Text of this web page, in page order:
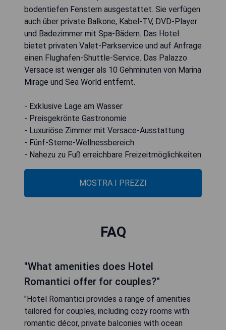
bodentiefen Fenstern ausgestattet. Sie verfügen
auch über private Balkone, Kabel-TV, DVD-Player
und Badezimmer mit Spa-Bädern. Das Hotel
bietet privaten Valet-Parkservice und auf Anfrage
einen Flughafen-Shuttle-Service. Das Palazzo
Versace ist weniger als 10 Gehminuten von Marina
Mirage und Sea World entfernt.
- Exklusive Lage am Wasser
- Preisgekrönte Gastronomie
- Luxuriöse Zimmer mit Versace-Ausstattung
- Fünf-Sterne-Wellnessbereich
- Nahezu zu Fuß erreichbare Freizeitmöglichkeiten
MOSTRA I PREZZI
FAQ
"What amenities does Hotel
Romantici offer for couples?"
"Hotel Romantici provides a range of amenities
tailored for couples, including cozy rooms with
romantic décor, private balconies with ocean